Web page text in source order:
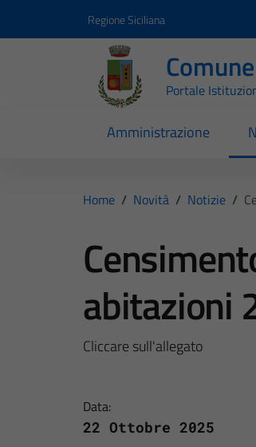
Regione Siciliana
Portale
Amministrazione
Home / Novità / Notizie /
abitazioni
Cliccare sull'allegato
Data:
22 Ottobre 2025